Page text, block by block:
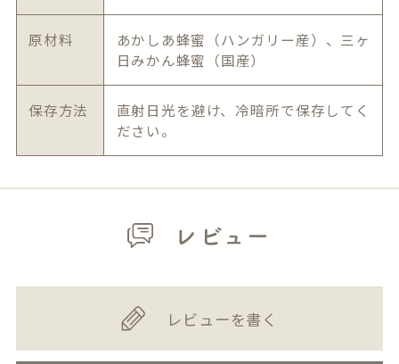
原材料
あかしあ蜂蜜（ハンガリー産）、三ヶ
日みかん蜂蜜（国産）
保存方法
直射日光を避け、冷暗所で保存してく
ださい。
レビュー
レビューを書く